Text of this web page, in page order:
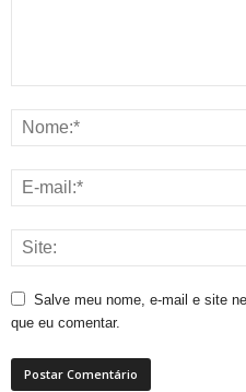
Salve meu nome, e-mail e site
que eu comentar.